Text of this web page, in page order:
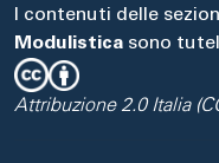
I contenuti delle
Modulistica sono
Attribuzione 2.0 Italia